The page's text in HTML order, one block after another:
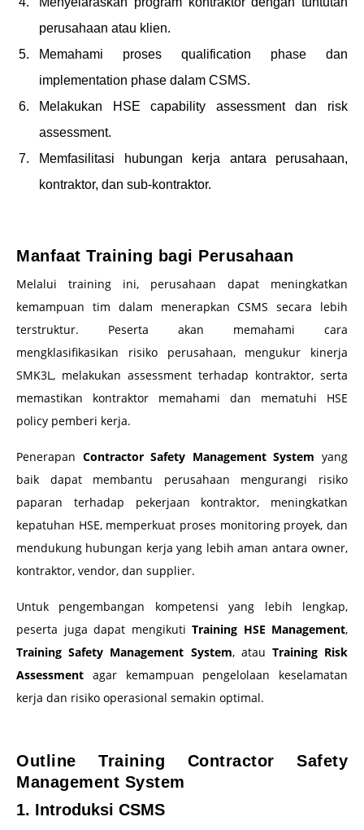
perusahaan atau klien.
Memahami proses qualification phase dan
implementation phase dalam CSMS.
Melakukan HSE capability assessment dan risk
assessment.
Memfasilitasi hubungan kerja antara perusahaan,
kontraktor, dan sub-kontraktor.
Manfaat Training bagi Perusahaan
Melalui training ini, perusahaan dapat meningkatkan
kemampuan tim dalam menerapkan CSMS secara lebih
terstruktur. Peserta akan memahami cara
mengklasifikasikan risiko perusahaan, mengukur kinerja
SMK3L, melakukan assessment terhadap kontraktor, serta
memastikan kontraktor memahami dan mematuhi HSE
policy pemberi kerja.
Penerapan Contractor Safety Management System yang
baik dapat membantu perusahaan mengurangi risiko
paparan terhadap pekerjaan kontraktor, meningkatkan
kepatuhan HSE, memperkuat proses monitoring proyek, dan
mendukung hubungan kerja yang lebih aman antara owner,
kontraktor, vendor, dan supplier.
Untuk pengembangan kompetensi yang lebih lengkap,
peserta juga dapat mengikuti Training HSE Management,
Training Safety Management System, atau Training Risk
Assessment agar kemampuan pengelolaan keselamatan
kerja dan risiko operasional semakin optimal.
Outline Training Contractor Safety
Management System
1. Introduksi CSMS